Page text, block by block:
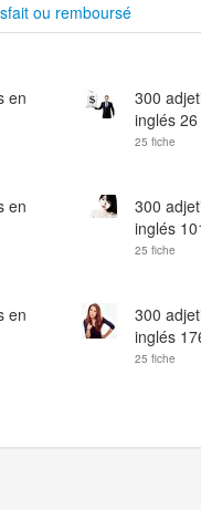
ou remboursé
en
300
inglés
25 fiche
en
300
inglés
25 fiche
en
300
inglés
25 fiche